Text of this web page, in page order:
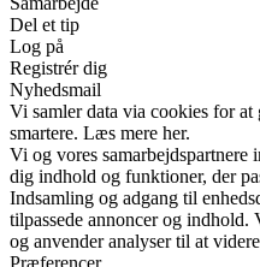
Del et tip
Log på
Registrér dig
Nyhedsmail
Vi samler data via cookies for
smartere. Læs mere her.
Vi og vores samarbejdspartnere
dig indhold og funktioner, der
Indsamling og adgang til
tilpassede annoncer og
og anvender analyser til at
Præferencer